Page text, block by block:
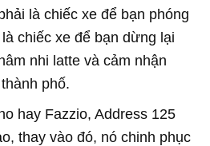
là chiếc xe để bạn phóng
chiếc xe để bạn dừng lại
nhi latte và cảm nhận
phố.
hay Fazzio, Address 125
thay vào đó, nó chinh phục